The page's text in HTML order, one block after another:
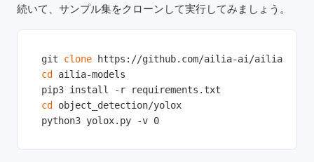
続いて、サンプル集をクローンして実行してみましょう。
git clone
cd
ailia-models
cd
object_detection/yolox
python3 yolox.py -v 0